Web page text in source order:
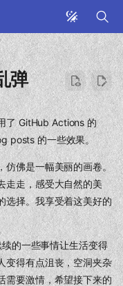
弹
了 GitHub Actions 的
posts 的一些效果。
仿佛是一幅美丽的画卷。
走走，感受大自然的美
选择。我享受着这美好的
的一些事情让生活变得
变得有点沮丧，空洞夹杂
需要激情，希望接下来的